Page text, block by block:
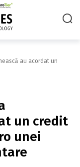
au acordat un
un credit
unei